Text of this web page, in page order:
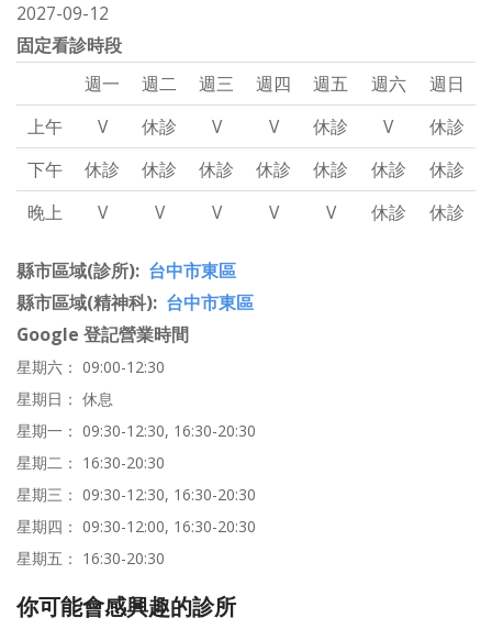
2027-09-12
固定看診時段
週一
週二 週三 週四 週五 週六
週日
上午
V 休診 V V 休診 V
休診
下午
休診 休診 休診 休診 休診 休診
休診
晚上
V V V V V 休診 休診
縣市區域(診所) 台中市東區
縣市區域(精神科) 台中市東區
Google 登記營業時間
星期六： 09:00-12:30
星期日： 休息
星期一： 09:30-12:30, 16:30-20:30
星期二： 16:30-20:30
星期三： 09:30-12:30, 16:30-20:30
星期四： 09:30-12:00, 16:30-20:30
星期五： 16:30-20:30
你可能會感興趣的診所